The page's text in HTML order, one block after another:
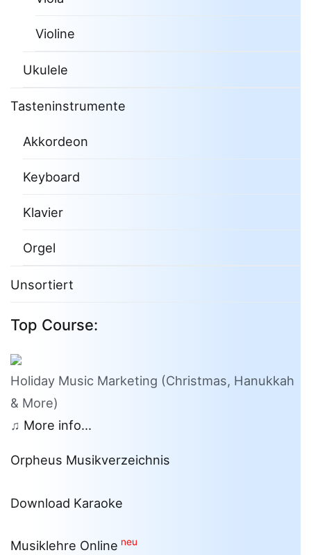
Violine
Ukulele
Tasteninstrumente
Akkordeon
Keyboard
Klavier
Orgel
Unsortiert
Top Course:
Holiday Music Marketing (Christmas, Hanukkah
& More)
♫ More info...
Orpheus Musikverzeichnis
Download Karaoke
Musiklehre Online neu